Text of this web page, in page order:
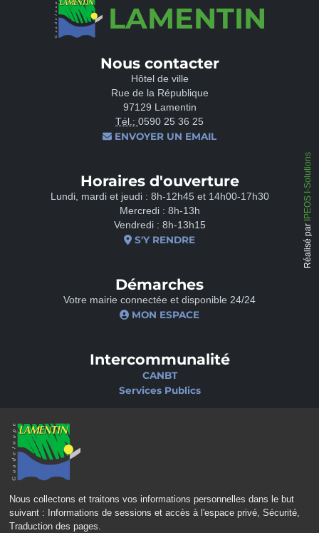
Nous collectons et traitons vos informations personnelles dans le but
suivant :
Informations de sessions et accès à l'espace privé, Sécurité,
Traduction des pages
LAMENTIN
Nous contacter
Hôtel de ville
Rue de la République
97129 Lamentin
Tél.: 0590 25 36 25
ENVOYER UN EMAIL
Horaires d'ouverture
Lundi, mardi et jeudi : 8h-12h45 et 14h00-17h30
Mercredi : 8h-13h
Vendredi : 8h-13h15
S'Y RENDRE
Démarches
Votre mairie connectée et disponible 24/24
MON ESPACE
Intercommunalité
CANBT
Services Publics
Ciné-Théâtre
Réalisé par
IPEOS I-Solutions